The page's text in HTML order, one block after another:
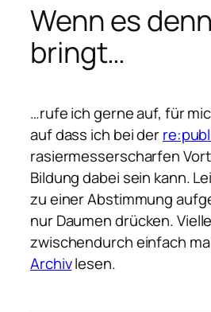
Wenn es
bringt…
…rufe ich gerne auf, für
auf dass ich bei der
rasiermesserscharfen
Bildung dabei sein kann.
zu einer Abstimmung
nur Daumen drücken.
zwischendurch einfach
Archivlesen.